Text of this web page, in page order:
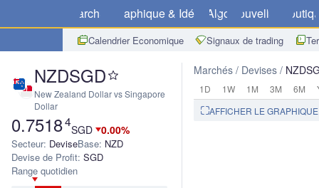
Marchés Graphique & Idées Algo Nouvelles
Calendrier Economique Signaux de trading
NZDSGD
New Zealand Dollar vs Singapore
Dollar
0.75184
SGD 0.00%
Secteur: DeviseBase: NZD
Devise de Profit: SGD
Range quotidien
Marchés Devises
1D 1W 1M 3M 6M
AFFICHER LE